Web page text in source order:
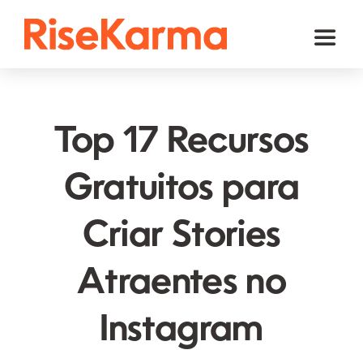
Toggle
TikTok
Facebook
YouTube
Twitter (𝕏)
Outros
Carrinho
Top 17 Recursos
Gratuitos para
Criar Stories
Atraentes no
Instagram